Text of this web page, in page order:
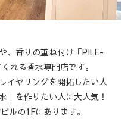
、香りの重ね付け「PILE-
れる香水専門店です。
イヤリングを開拓したい人
」を作りたい人に大人気！
ルの1Fにあります。